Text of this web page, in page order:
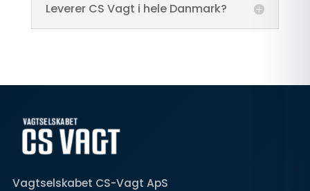
Leverer CS Vagt i hele Danmark?
Vagtselskabet CS-Vagt ApS